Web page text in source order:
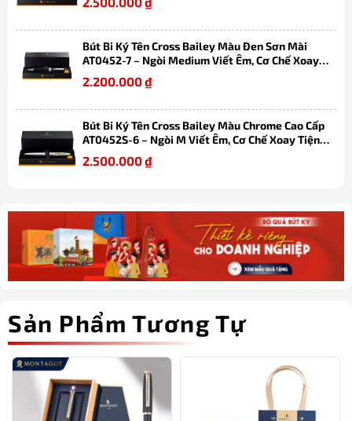
Bút Bi Ký Tên Cross Bailey Màu Đen Sơn Mài
AT0452-7 – Ngòi Medium Viết Êm, Cơ Chế Xoay
Tiện Lợi, Thay Refill Dễ Dàng Kèm Hộp
2.200.000₫
Bút Bi Ký Tên Cross Bailey Màu Chrome Cao Cấp
AT0452S-6 – Ngòi M Viết Êm, Cơ Chế Xoay Tiện
Lợi, Thay Refill Dễ Dàng Kèm Hộp
2.500.000₫
Sản Phẩm Tương Tự